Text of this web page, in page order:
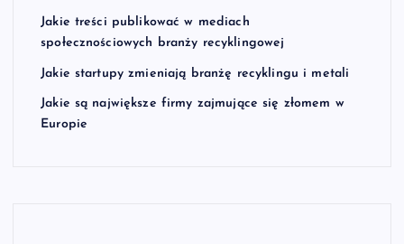
Jakie treści publikować w mediach
społecznościowych branży recyklingowej
Jakie startupy zmieniają branżę recyklingu i metali
Jakie są największe firmy zajmujące się złomem w
Europie